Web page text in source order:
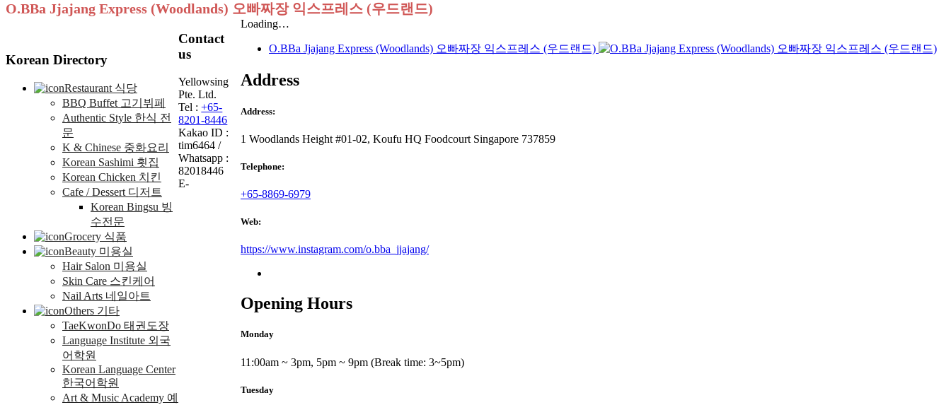
O.BBa Jjajang Express (Woodlands) 오빠짜장 익스프레스 (우드랜드)
Loading…
O.BBa Jjajang Express (Woodlands) 오빠짜장 익스프레스 (우드랜드)
Address
Address:
1 Woodlands Height #01-02, Koufu HQ Foodcourt Singapore 737859
Telephone:
+65-8869-6979
Web:
https://www.instagram.com/o.bba_jjajang/
Opening Hours
Monday
11:00am ~ 3pm, 5pm ~ 9pm (Break time: 3~5pm)
Tuesday
Korean Directory
Restaurant 식당
BBQ Buffet 고기뷔페
Authentic Style 한식 전
문
K & Chinese 중화요리
Korean Sashimi 횟집
Korean Chicken 치킨
Cafe / Dessert 디저트
Korean Bingsu 빙
수전문
Grocery 식품
Beauty 미용실
Hair Salon 미용실
Skin Care 스킨케어
Nail Arts 네일아트
Others 기타
TaeKwonDo 태권도장
Language Institute 외국
어학원
Korean Language Center
한국어학원
Art & Music Academy 예
Contact
us
Yellowsing
Pte. Ltd.
Tel :+65-
8201-8446
Kakao ID :
tim6464 /
Whatsapp :
82018446
E-